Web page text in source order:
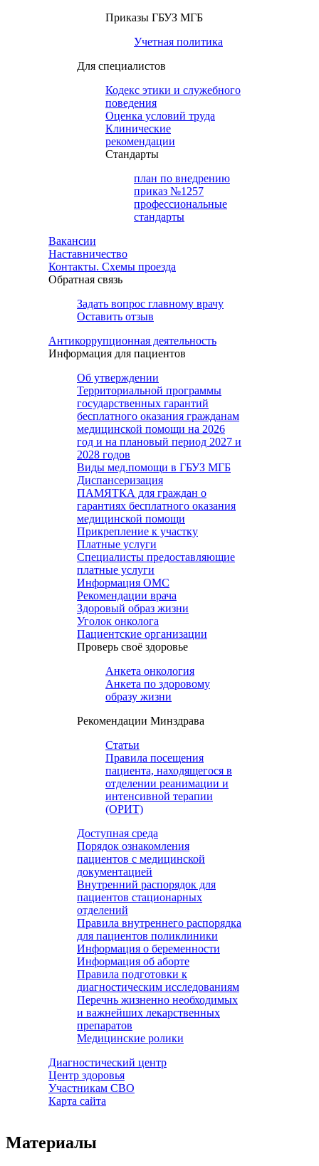
Приказы ГБУЗ МГБ
Учетная политика
Для специалистов
Кодекс этики и служебного
поведения
Оценка условий труда
Клинические
рекомендации
Cтандарты
план по внедрению
приказ №1257
профессиональные
стандарты
Вакансии
Наставничество
Контакты. Схемы проезда
Обратная связь
Задать вопрос главному врачу
Оставить отзыв
Антикоррупционная деятельность
Информация для пациентов
Об утверждении
Территориальной программы
государственных гарантий
бесплатного оказания гражданам
медицинской помощи на 2026
год и на плановый период 2027 и
2028 годов
Виды мед.помощи в ГБУЗ МГБ
Диспансеризация
ПАМЯТКА для граждан о
гарантиях бесплатного оказания
медицинской помощи
Прикрепление к участку
Платные услуги
Специалисты предоставляющие
платные услуги
Информация ОМС
Рекомендации врача
Здоровый образ жизни
Уголок онколога
Пациентские организации
Проверь своё здоровье
Анкета онкология
Анкета по здоровому
образу жизни
Рекомендации Минздрава
Статьи
Правила посещения
пациента, находящегося в
отделении реанимации и
интенсивной терапии
(ОРИТ)
Доступная среда
Порядок ознакомления
пациентов с медицинской
документацией
Внутренний распорядок для
пациентов стационарных
отделений
Правила внутреннего распорядка
для пациентов поликлиники
Информация о беременности
Информация об аборте
Правила подготовки к
диагностическим исследованиям
Перечнь жизненно необходимых
и важнейших лекарственных
препаратов
Медицинские ролики
Диагностический центр
Центр здоровья
Участникам СВО
Карта сайта
Материалы